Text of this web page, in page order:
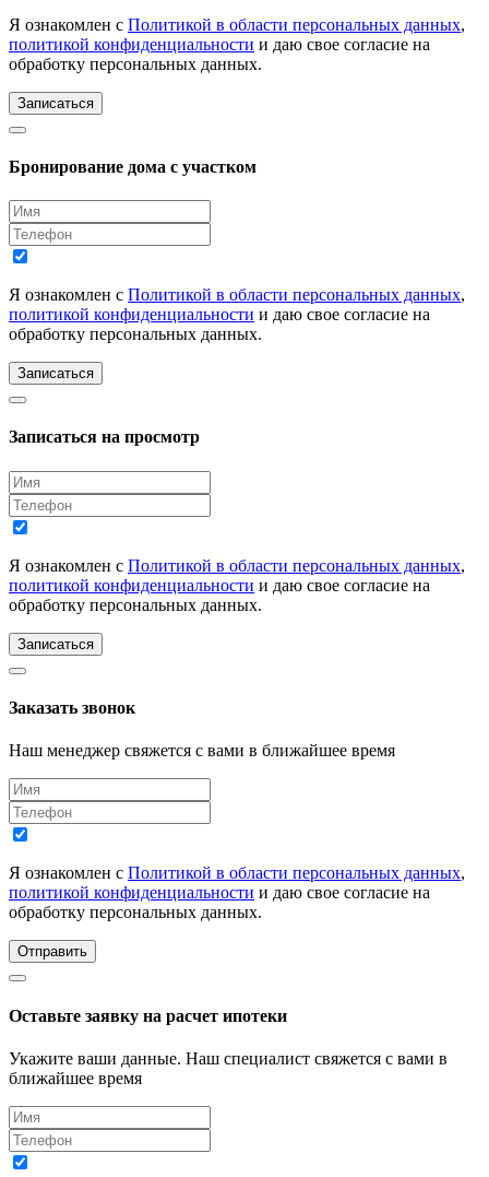
Я ознакомлен с Политикой в области персональных данных,
политикой конфиденциальности и даю свое согласие на
обработку персональных данных.
Записаться
Бронирование дома с участком
Я ознакомлен с Политикой в области персональных данных,
политикой конфиденциальности и даю свое согласие на
обработку персональных данных.
Записаться
Записаться на просмотр
Я ознакомлен с Политикой в области персональных данных,
политикой конфиденциальности и даю свое согласие на
обработку персональных данных.
Записаться
Заказать звонок
Наш менеджер свяжется с вами в ближайшее время
Я ознакомлен с Политикой в области персональных данных,
политикой конфиденциальности и даю свое согласие на
обработку персональных данных.
Отправить
Оставьте заявку на расчет ипотеки
Укажите ваши данные. Наш специалист свяжется с вами в
ближайшее время